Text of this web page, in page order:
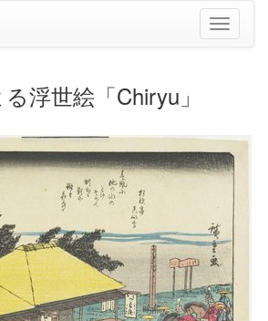
ナ
ビ
ン
の
切
え
浮世絵「Chiryu」